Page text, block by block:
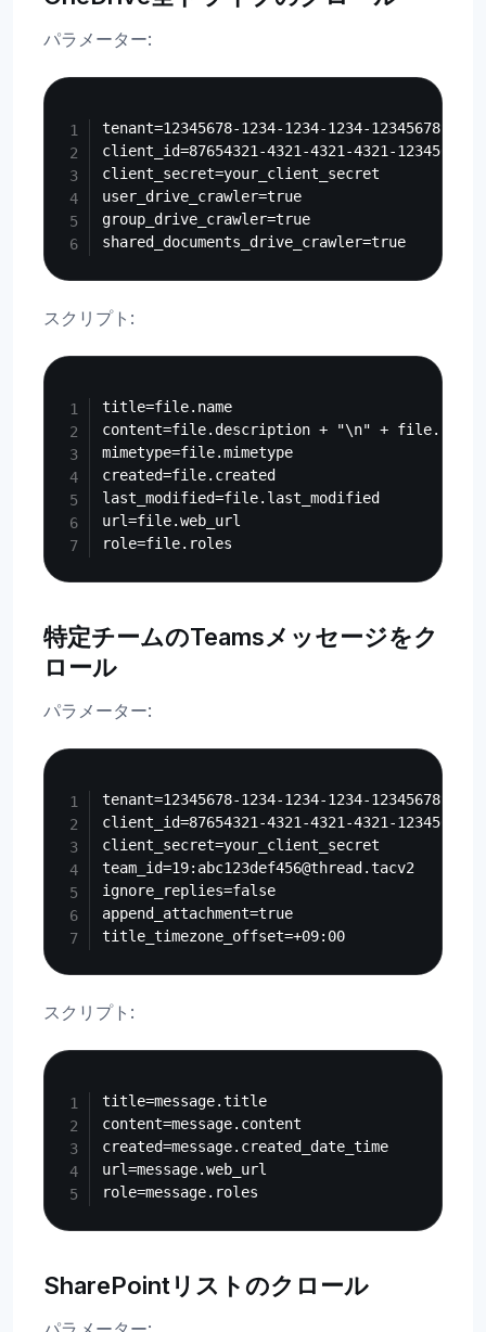
パラメーター:
tenant=12345678-1234-1234-1234-123456789abc
client_id=87654321-4321-4321-4321-
client_secret=your_client_secret
user_drive_crawler=true
group_drive_crawler=true
スクリプト:
title=file.name
content=file.description + "\n" +
mimetype=file.mimetype
created=file.created
last_modified=file.last_modified
url=file.web_url
特定チームのTeamsメッセージをク
ロール
パラメーター:
tenant=12345678-1234-1234-1234-123456789abc
client_id=87654321-4321-4321-4321-
client_secret=your_client_secret
team_id=19:abc123def456@thread.tacv2
ignore_replies=false
append_attachment=true
スクリプト:
title=message.title
content=message.content
created=message.created_date_time
url=message.web_url
SharePointリストのクロール